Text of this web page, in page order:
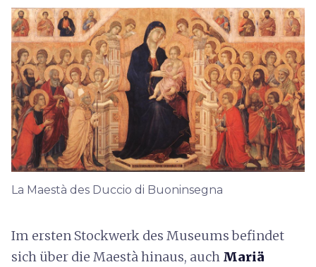
La Maestà des Duccio di Buoninsegna
Im ersten Stockwerk des Museums befindet
sich über die Maestà hinaus, auch Mariä